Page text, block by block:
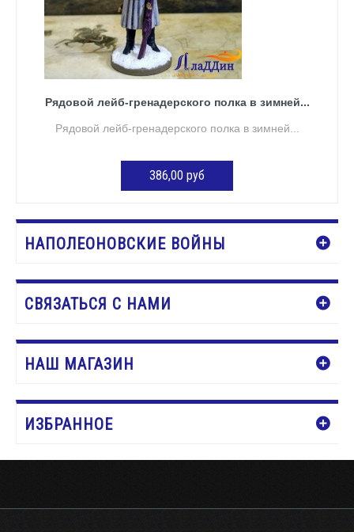
Рядовой лейб-гренадерского полка в зимней...
Рядовой лейб-гренадерского полка в зимней...
386,00 руб
НАПОЛЕОНОВСКИЕ ВОЙНЫ
СВЯЗАТЬСЯ С НАМИ
НАШ МАГАЗИН
ИЗБРАННОЕ